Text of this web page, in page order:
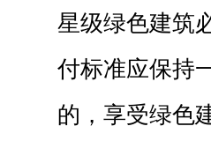
星级绿色建筑
付标准应保持
的，享受绿色